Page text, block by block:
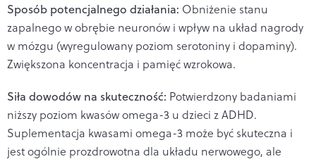
Sposób potencjalnego działania: Obniżenie stanu
zapalnego w obrębie neuronów i wpływ na układ nagrody
w mózgu (wyregulowany poziom serotoniny i dopaminy).
Zwiększona koncentracja i pamięć wzrokowa.
Siła dowodów na skuteczność: Potwierdzony badaniami
niższy poziom kwasów omega-3 u dzieci z ADHD.
Suplementacja kwasami omega-3 może być skuteczna i
jest ogólnie prozdrowotna dla układu nerwowego, ale